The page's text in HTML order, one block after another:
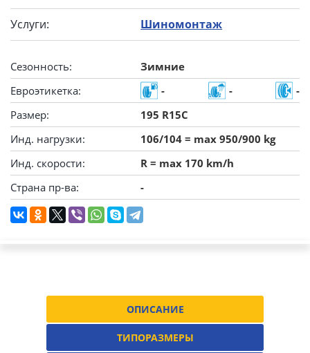
Услуги: Шиномонтаж
Сезонность:
Зимние
Евроэтикетка:
- -
-
Размер:
195 R15C
Инд. нагрузки:
106/104 = max 950/900 kg
Инд. скорости:
R = max 170 km/h
Страна пр-ва:
-
ОПИСАНИЕ
ТИПОРАЗМЕРЫ